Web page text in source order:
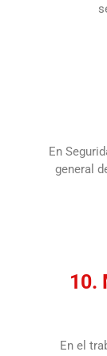
En
general
10.
En el